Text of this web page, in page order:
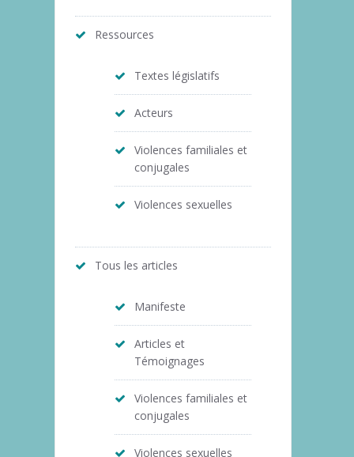
Ressources
Textes législatifs
Acteurs
Violences familiales et
conjugales
Violences sexuelles
Tous les articles
Manifeste
Articles et
Témoignages
Violences familiales et
conjugales
Violences sexuelles